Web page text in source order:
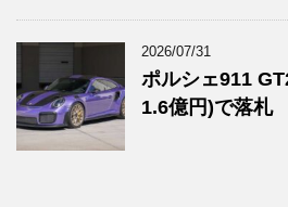
2026/07/31
ポルシェ911
1.6億円)で落札